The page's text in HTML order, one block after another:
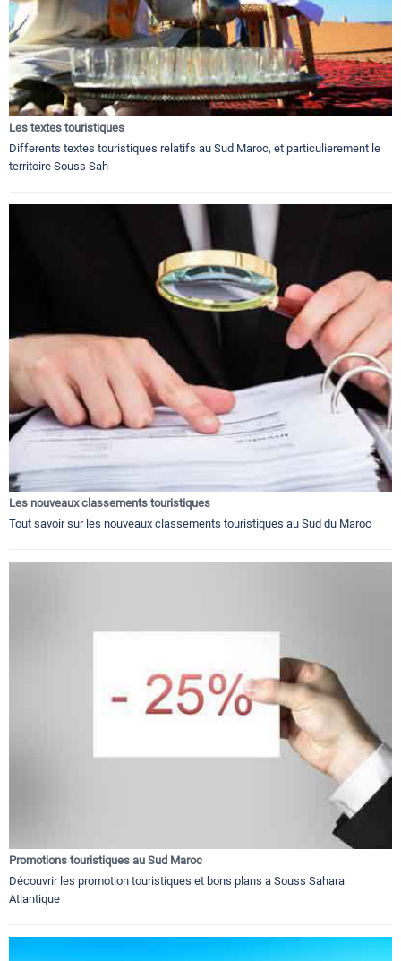
Les textes touristiques
Differents textes touristiques relatifs au Sud Maroc, et particulierement le
territoire Souss Sah
Les nouveaux classements touristiques
Tout savoir sur les nouveaux classements touristiques au Sud du Maroc
Promotions touristiques au Sud Maroc
Découvrir les promotion touristiques et bons plans a Souss Sahara
Atlantique